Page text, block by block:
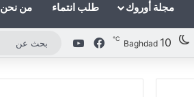
مجلة أوروك طلب انتماء من نحن
Baghdad 10
℃ فيسبوك‫YouTube